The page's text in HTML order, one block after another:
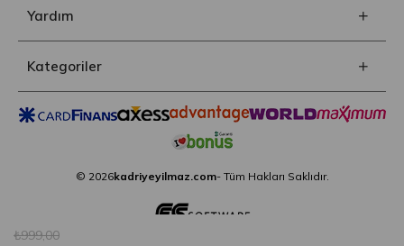
₺999,00
Yardım
Kategoriler
© 2026kadriyeyilmaz.com- Tüm Hakları Saklıdır.